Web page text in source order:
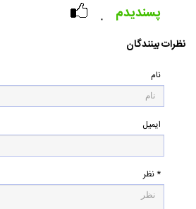
۰ پسندیدم
نظرات بینندگان
نام
ایمیل
* نظر